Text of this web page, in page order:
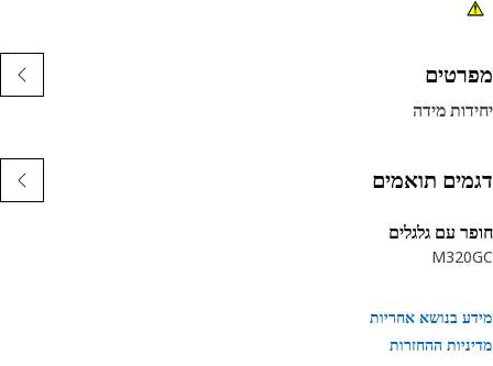
couplings are subjected to the most rigorous
combination is tested as a system to ensure a
מידה
תואמים
עם גלגלים
בנושא אחריות
ההחזרות